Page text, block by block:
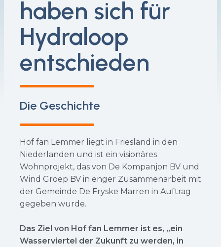
haben sich für
Hydraloop
entschieden
Die Geschichte
Hof fan Lemmer liegt in Friesland in den
Niederlanden und ist ein visionäres
Wohnprojekt, das von De Kompanjon BV und
Wind Groep BV in enger Zusammenarbeit mit
der Gemeinde De Fryske Marren in Auftrag
gegeben wurde.
Das Ziel von Hof fan Lemmer ist es, „ein
Wasserviertel der Zukunft zu werden, in